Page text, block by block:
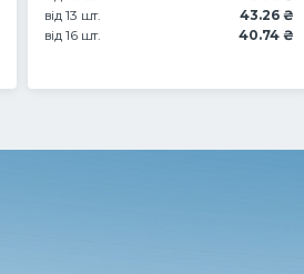
від 13 шт.
43.26 ₴
від 16 шт.
40.74 ₴